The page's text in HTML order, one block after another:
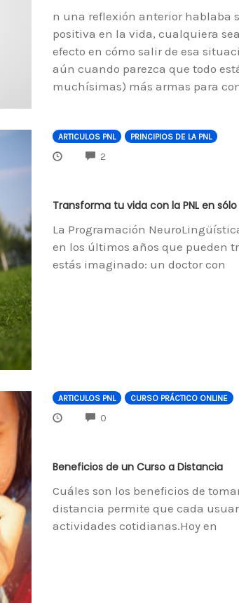
n una reflexión anterior hablaba
positiva en la vida, cualquiera
efecto en cómo salir de esa
aún cuando parezca que todo
muchísimas) más armas para
ARTICULOS PNL PRINCIPIOS DE LA PNL
2
Transforma tu vida con la PNL en
La Programación
en los últimos años que pueden
estás imaginado: un doctor con
ARTICULOS PNL CURSO PRÁCTICO ONLINE
0
Beneficios de un Curso a Distancia
Cuáles son los beneficios de
distancia permite que cada
actividades cotidianas.Hoy en